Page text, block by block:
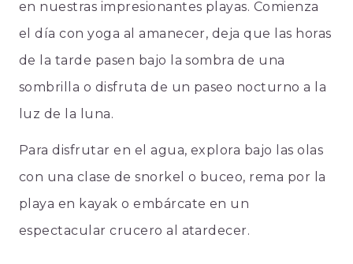
en nuestras impresionantes playas. Comienza
el día con yoga al amanecer, deja que las horas
de la tarde pasen bajo la sombra de una
sombrilla o disfruta de un paseo nocturno a la
luz de la luna.
Para disfrutar en el agua, explora bajo las olas
con una clase de snorkel o buceo, rema por la
playa en kayak o embárcate en un
espectacular crucero al atardecer.